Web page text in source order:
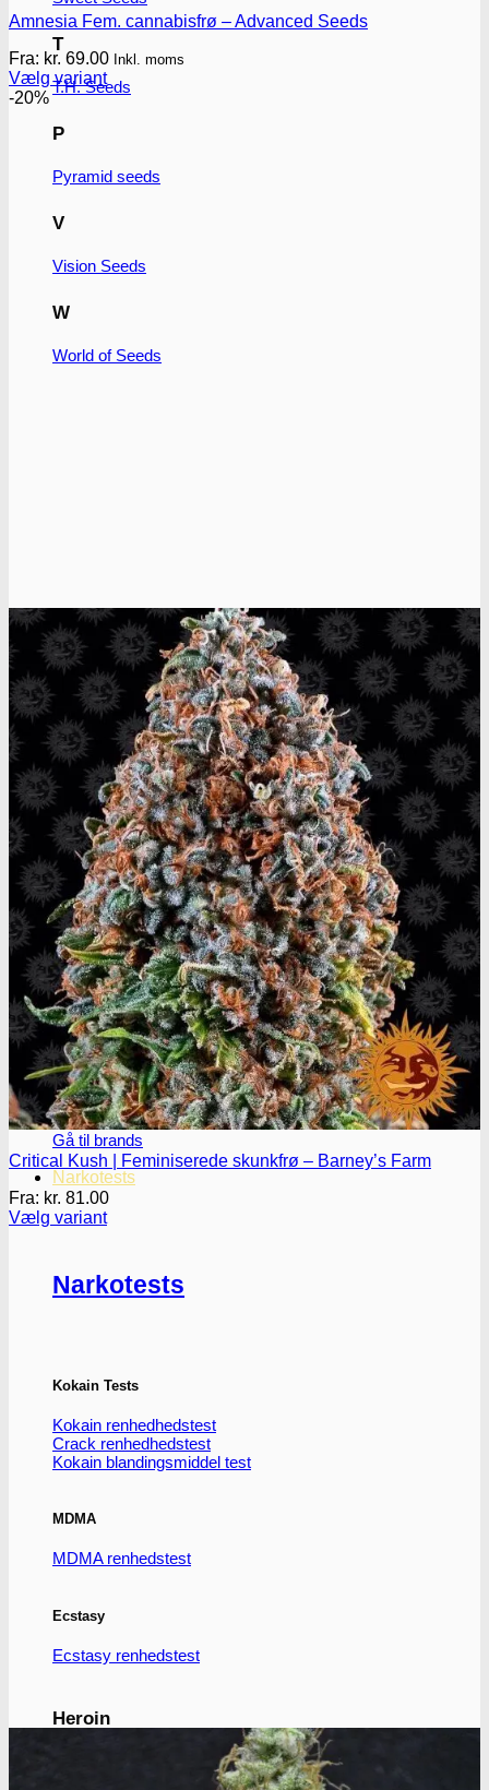
T
T.H. Seeds
P
Pyramid seeds
V
Vision Seeds
W
World of Seeds
Oplev ALLe vores
brands lige her
Gå til brands
Narkotests
Narkotests
Kokain Tests
Kokain renhedhedstest
Crack renhedhedstest
Kokain blandingsmiddel test
MDMA
MDMA renhedstest
Ecstasy
Ecstasy renhedstest
Heroin
Amnesia Fem. cannabisfrø – Advanced Seeds
Fra: kr. 69.00 Inkl. moms
Vælg variant
Dette
varianter.
vælges
varesiden
-20%
Critical Kush | Feminiserede skunkfrø – Barney’s Farm
Fra: kr. 81.00
Vælg variant